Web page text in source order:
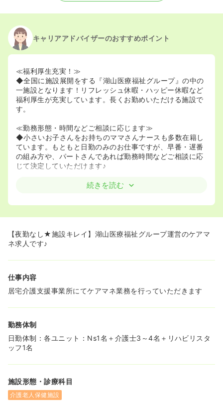
キャリアアドバイザーのおすすめポイント
≪福利厚生充実！≫
◆全国に施設展開をする『湖山医療福祉グループ』の中の
一施設となります！リフレッシュ休暇・ハッピー休暇など
福利厚生が充実しています。長くお勤めいただける施設で
す。
≪勤務形態・時間などご相談に応じます≫
◆小さいお子さんをお持ちのママさんナースも多数在籍し
ています。もともと日勤のみのお仕事ですが、早番・遅番
の組み方や、パートさんであれば勤務時間などご相談に応
じて決定していただけます♪
続きを読む
【夜勤なし★施設キレイ】湖山医療福祉グループ運営のケアマ
ネ求人です♪
仕事内容
居宅介護支援事業所にてケアマネ業務を行っていただきます
勤務体制
日勤体制：各ユニット：Ns1名＋介護士3～4名＋リハビリスタ
ッフ1名
施設形態・診療科目
介護老人保健施設